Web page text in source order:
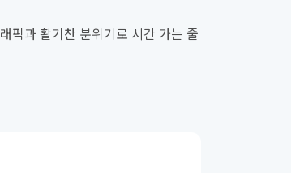
픽과 활기찬 분위기로 시간 가는 줄